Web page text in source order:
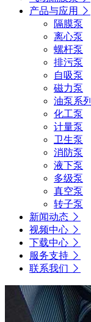
产品与应用
隔膜泵
离心泵
螺杆泵
排污泵
自吸泵
磁力泵
油泵系列
化工泵
计量泵
卫生泵
消防泵
液下泵
多级泵
真空泵
转子泵
新闻动态
视频中心
下载中心
服务支持
联系我们